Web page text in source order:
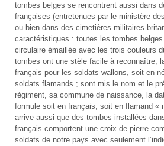
tombes belges se rencontrent aussi dans
françaises (entretenues par le ministère
ou bien dans des cimetières militaires
caractéristiques : toutes les tombes
circulaire émaillée avec les trois couleurs
tombes ont une stèle facile à reconnaître,
français pour les soldats wallons, soit en
soldats flamands ; sont mis le nom et le
régiment, sa commune de naissance, la
formule soit en français, soit en flamand «
arrive aussi que des tombes installées
français comportent une croix de pierre
soldats de notre pays avec seulement